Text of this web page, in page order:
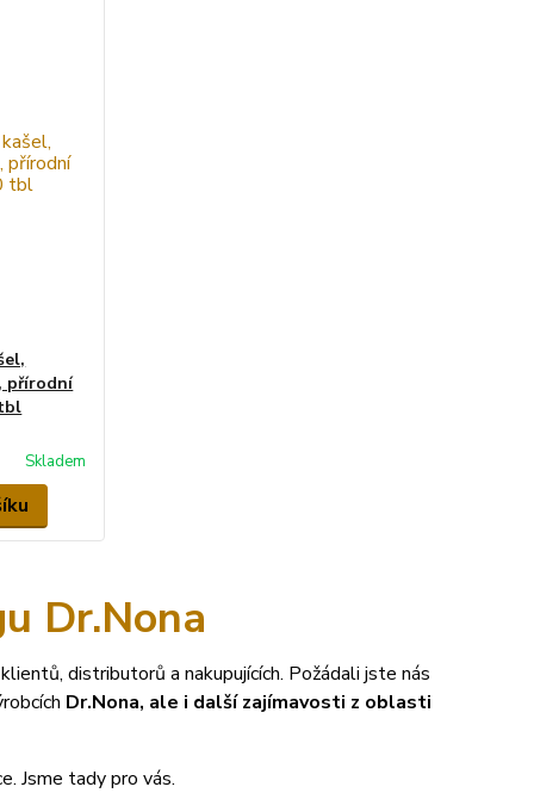
přírodní
Skladem
Dr.Nona
distributorů a nakupujících. Požádali jste nás
Dr.Nona, ale i další zajímavosti z oblasti
Jsme tady pro vás.